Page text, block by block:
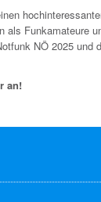
als Funkamateure
NÖ 2025 und
an!